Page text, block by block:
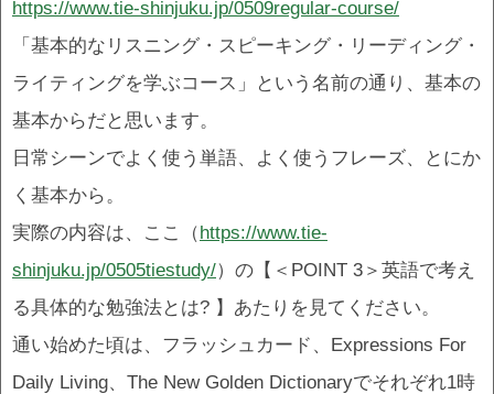
https://www.tie-shinjuku.jp/0509regular-course/
「基本的なリスニング・スピーキング・リーディング・
ライティングを学ぶコース」という名前の通り、基本の
基本からだと思います。
日常シーンでよく使う単語、よく使うフレーズ、とにか
く基本から。
実際の内容は、ここ（https://www.tie-
shinjuku.jp/0505tiestudy/）の【＜POINT 3＞英語で考え
る具体的な勉強法とは? 】あたりを見てください。
通い始めた頃は、フラッシュカード、Expressions For
Daily Living、The New Golden Dictionaryでそれぞれ1時